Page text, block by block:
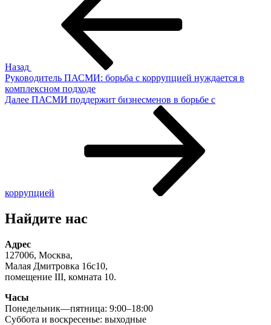
Назад
Руководитель ПАСМИ: борьба с коррупцией нуждается в
комплексном подходе
Следующая
Далее ПАСМИ поддержит бизнесменов в борьбе с
коррупцией
Найдите нас
Адрес
127006, Москва,
Малая Дмитровка 16с10,
помещение III, комната 10.
Часы
Понедельник—пятница: 9:00–18:00
Суббота и воскресенье: выходные